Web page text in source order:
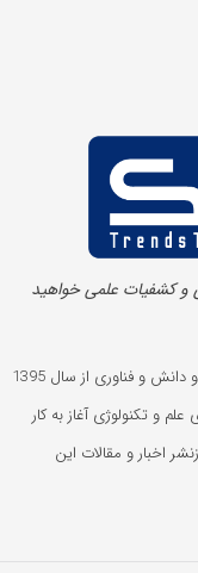
و کشفیات علمی خواهید
ترندز تک، سیستم جامع بروزترین اخبار و مقالات علم و دانش و فناوری از سال 1395
و تکنولوژی آغاز به کار
اخبار و مقالات این